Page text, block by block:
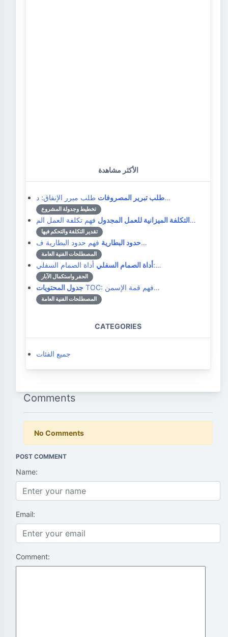
الأكثر مشاهدة
طلب تبرير المصروفاتطلب مبرر الإنفاق: د…
تخطيط وجدولة المشروع
التكلفة الميزانية للعمل المجدولفهم تكلفة العمل الم…
تقدير التكلفة والتحكم فيها
حدود البطاريةفهم حدود البطارية ف…
المصطلحات الفنية العامة
أداة الصمام السفليأداة الصمام السفلي:…
الحفر واستكمال الآبار
جدول المحتويات TOC: فهم قمة الإسمن…
المصطلحات الفنية العامة
CATEGORIES
جميع الفئات
Comments
No Comments
POST COMMENT
Name:
Email:
Comment: